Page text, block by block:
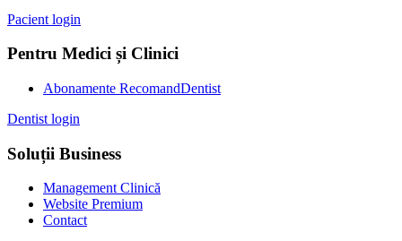
Pacient login
Pentru Medici și Clinici
Abonamente RecomandDentist
Dentist login
Soluții Business
Management Clinică
Website Premium
Contact